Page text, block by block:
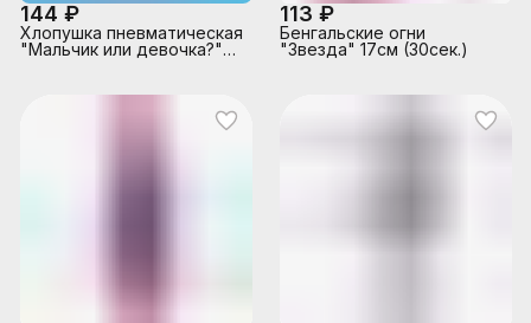
144 ₽
Хлопушка пневматическая
"Мальчик или девочка?"
113 ₽
Бенгальские огни
"Звезда" 17см (30сек.)